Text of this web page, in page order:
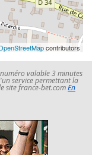
contributors
valable 3 minutes
service permettant la
site france-bet.comEn